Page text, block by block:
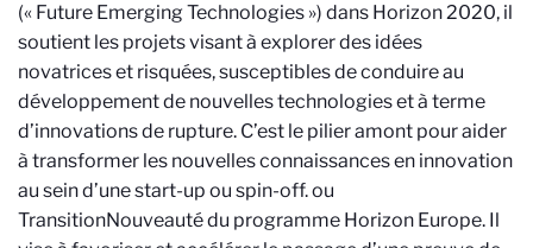
(« Future Emerging Technologies ») dans Horizon 2020, il
soutient les projets visant à explorer des idées
novatrices et risquées, susceptibles de conduire au
développement de nouvelles technologies et à terme
d’innovations de rupture. C’est le pilier amont pour aider
à transformer les nouvelles connaissances en innovation
au sein d’une start-up ou spin-off.ou
TransitionNouveauté du programme Horizon Europe. Il